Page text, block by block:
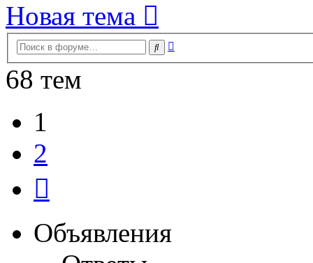
Новая тема
Поиск
68 тем
1
2
Объявления